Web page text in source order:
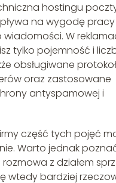
hostingu
na wygodę pracy
W
tylko pojemność i
obsługiwane
oraz zastosowane
antyspamowej i
część tych pojęć
Warto jednak
z działem
wtedy bardziej